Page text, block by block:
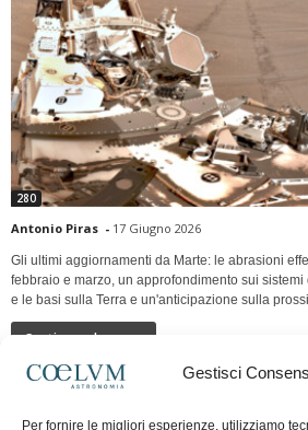
Gestisci
Per fornire le migliori esperienze, utilizziamo
280
Antonio Piras - 17 Giugno 2026
Gli ultimi aggiornamenti da Marte: le abrasioni
febbraio e marzo, un approfondimento sui
e le basi sulla Terra e un'anticipazione sulla
Continua a leggere